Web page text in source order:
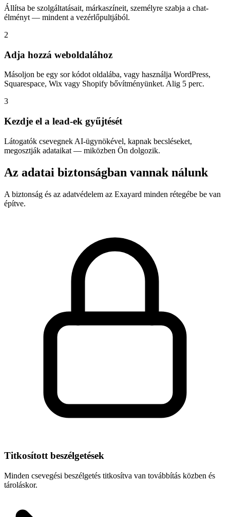
Állítsa be szolgáltatásait, márkaszíneit, személyre szabja a chat-
élményt — mindent a vezérlőpultjából.
2
Adja hozzá weboldalához
Másoljon be egy sor kódot oldalába, vagy használja WordPress,
Squarespace, Wix vagy Shopify bővítményünket. Alig 5 perc.
3
Kezdje el a lead-ek gyűjtését
Látogatók csevegnek AI-ügynökével, kapnak becsléseket,
megosztják adataikat — miközben Ön dolgozik.
Az adatai biztonságban vannak nálunk
A biztonság és az adatvédelem az Exayard minden rétegébe be van
építve.
Titkosított beszélgetések
Minden csevegési beszélgetés titkosítva van továbbítás közben és
tároláskor.